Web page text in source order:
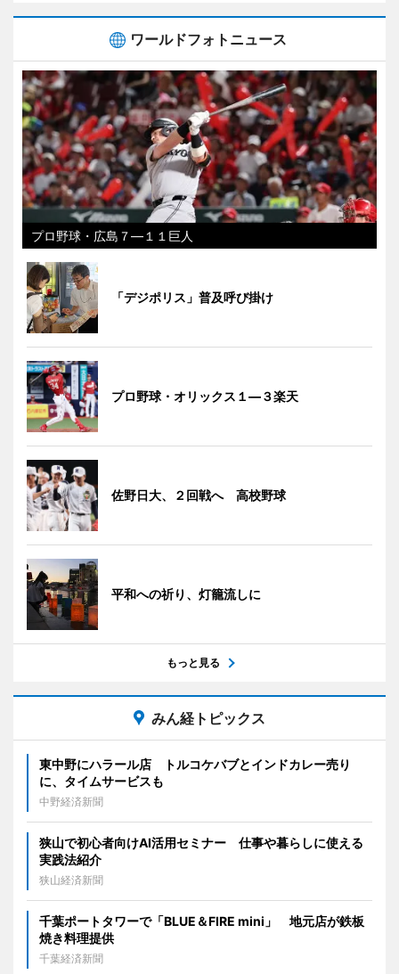
ワールドフォトニュース
プロ野球・広島７―１１巨人
「デジポリス」普及呼び掛け
プロ野球・オリックス１―３楽天
佐野日大、２回戦へ 高校野球
平和への祈り、灯籠流しに
もっと見る
みん経トピックス
東中野にハラール店 トルコケバブとインドカレー売り
に、タイムサービスも
中野経済新聞
狭山で初心者向けAI活用セミナー 仕事や暮らしに使える
実践法紹介
狭山経済新聞
千葉ポートタワーで「BLUE＆FIRE mini」 地元店が鉄板
焼き料理提供
千葉経済新聞